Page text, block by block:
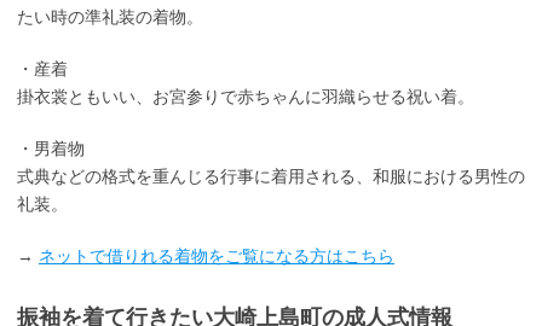
たい時の準礼装の着物。
・産着
掛衣裳ともいい、お宮参りで赤ちゃんに羽織らせる祝い着。
・男着物
式典などの格式を重んじる行事に着用される、和服における男性の
礼装。
→ ネットで借りれる着物をご覧になる方はこちら
振袖を着て行きたい大崎上島町の成人式情報